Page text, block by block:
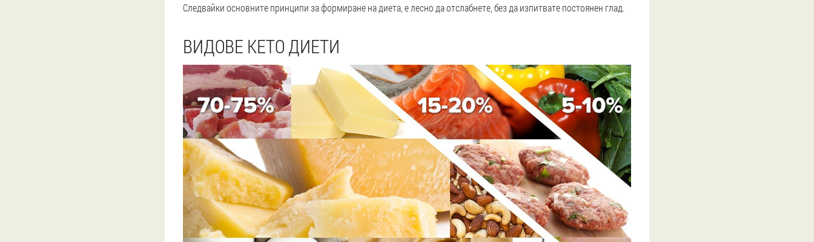
Следвайки основните принципи за формиране на диета, е лесно да отслабнете, без да изпитвате постоянен глад.
ВИДОВЕ КЕТО ДИЕТИ